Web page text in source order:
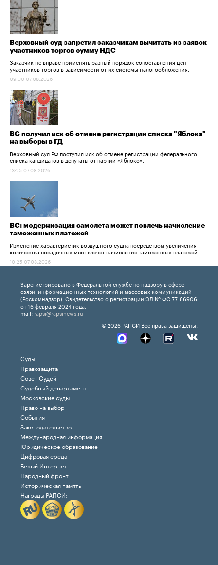
Верховный суд запретил заказчикам вычитать из заявок
участников торгов сумму НДС
Заказчик не вправе применять разный порядок сопоставления цен
участников торгов в зависимости от их системы налогообложения.
09:00 07.08.2026
ВС получил иск об отмене регистрации списка "Яблока"
на выборы в ГД
Верховный суд РФ поступил иск об отмене регистрации федерального
списка кандидатов в депутаты от партии «Яблоко».
13:25 07.08.2026
ВС: модернизация самолета может повлечь начисление
таможенных платежей
Изменение характеристик воздушного судна посредством увеличения
количества посадочных мест влечет начисление таможенных платежей.
10:25 07.08.2026
Зарегистрировано в Федеральной службе по надзору в сфере
связи, информационных технологий и массовых коммуникаций
(Роскомнадзор). Свидетельство о регистрации ЭЛ № ФС 77-86906
от 16 февраля 2024 года.
mail: rapsi@rapsinews.ru
© 2026 РАПСИ Все права защищены.
Суды
Правозащита
Совет Судей
Судебный департамент
Московские суды
Право на выбор
События
Законодательство
Международная информация
Юридическое образование
Цифровая среда
Белый Интернет
Народный фронт
Историческая память
Награды РАПСИ: